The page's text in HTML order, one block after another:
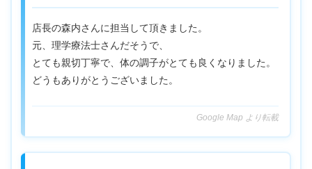
店長の森内さんに担当して頂きました。
元、理学療法士さんだそうで、
とても親切丁寧で、体の調子がとても良くなりました。
どうもありがとうございました。
Google Map より転載